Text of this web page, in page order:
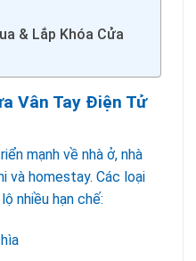
& Lắp Khóa Cửa
Vân Tay Điện Tử
mạnh về nhà ở, nhà
và homestay. Các loại
nhiều hạn chế: